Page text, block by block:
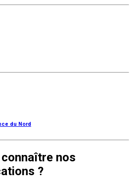
du Nord
nos
?